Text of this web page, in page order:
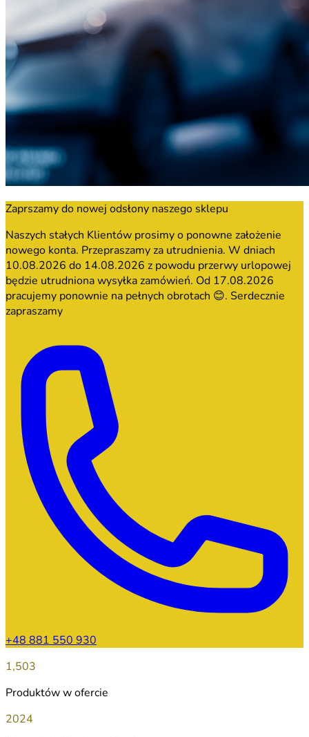
Zaprszamy do nowej odsłony naszego sklepu
Naszych stałych Klientów prosimy o ponowne założenie
nowego konta. Przepraszamy za utrudnienia. W dniach
10.08.2026 do 14.08.2026 z powodu przerwy urlopowej
będzie utrudniona wysyłka zamówień. Od 17.08.2026
pracujemy ponownie na pełnych obrotach 😊. Serdecznie
zapraszamy
+48 881 550 930
1,503
Produktów w ofercie
2024